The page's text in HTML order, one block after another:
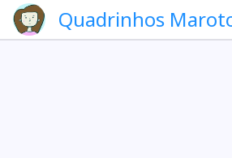
Quadrinhos